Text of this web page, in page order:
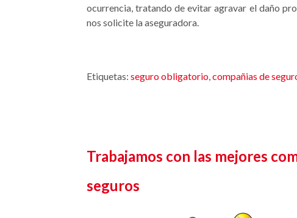
ocurrencia, tratando de evitar agravar el daño
nos solicite la aseguradora.
Etiquetas: seguro obligatorio,compañias de
Trabajamos con las mejores
seguros